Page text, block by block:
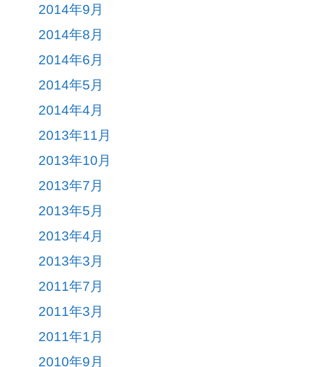
2014年9月
2014年8月
2014年6月
2014年5月
2014年4月
2013年11月
2013年10月
2013年7月
2013年5月
2013年4月
2013年3月
2011年7月
2011年3月
2011年1月
2010年9月